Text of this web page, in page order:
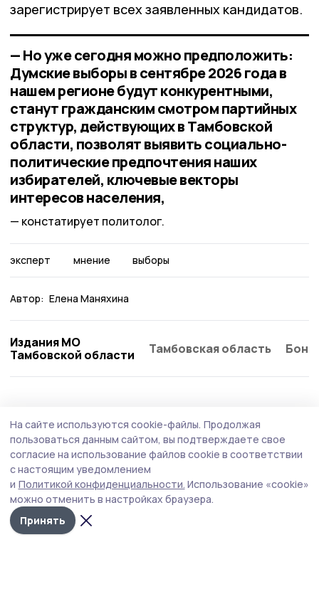
зарегистрирует всех заявленных кандидатов.
— Но уже сегодня можно предположить:
Думские выборы в сентябре 2026 года в
нашем регионе будут конкурентными,
станут гражданским смотром партийных
структур, действующих в Тамбовской
области, позволят выявить социально-
политические предпочтения наших
избирателей, ключевые векторы
интересов населения,
констатирует политолог.
эксперт мнение выборы
Автор: Елена Маняхина
Издания МО
Тамбовской области
Тамбовская область
На сайте используются cookie-файлы. Продолжая
пользоваться данным сайтом, вы подтверждаете свое
согласие на использование файлов cookie в соответствии
с настоящим уведомлением
и Политикой конфиденциальности. Использование «cookie»
можно отменить в настройках браузера.
Принять